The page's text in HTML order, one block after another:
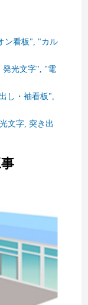
ン看板", "カル
発光文字", "電
し・袖看板",
文字, 突き出